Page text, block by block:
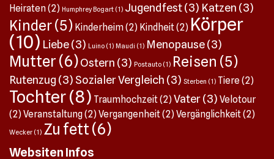
Heiraten(2) Humphrey Bogart (1) Jugendfest(3) Katzen (3)
Kinder(5) Kinderheim(2) Kindheit(2) Körper
(10) Liebe(3) Luino (1) Maudi (1) Menopause(3)
Mutter (6)Ostern (3) Postauto (1) Reisen (5)
Rutenzug (3) Sozialer Vergleich (3) Sterben (1) Tiere(2)
Tochter(8) Traumhochzeit(2)Vater(3) Velotour
(2)Veranstaltung(2)Vergangenheit(2)Vergänglichkeit(2)
Wecker (1) Zu fett (6)
Websiten Infos